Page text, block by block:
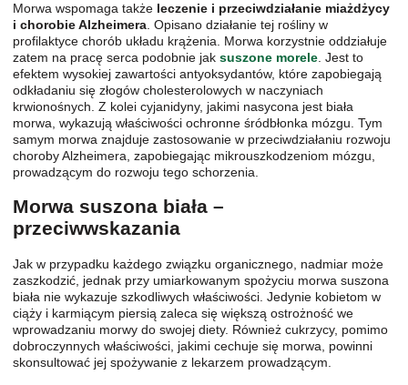
Morwa wspomaga także leczenie i przeciwdziałanie miażdżycy
i chorobie Alzheimera . Opisano działanie tej rośliny w
profilaktyce chorób układu krążenia. Morwa korzystnie oddziałuje
zatem na pracę serca podobnie jak suszone morele . Jest to
efektem wysokiej zawartości antyoksydantów, które zapobiegają
odkładaniu się złogów cholesterolowych w naczyniach
krwionośnych. Z kolei cyjanidyny, jakimi nasycona jest biała
morwa, wykazują właściwości ochronne śródbłonka mózgu. Tym
samym morwa znajduje zastosowanie w przeciwdziałaniu rozwoju
choroby Alzheimera, zapobiegając mikrouszkodzeniom mózgu,
prowadzącym do rozwoju tego schorzenia.
Morwa suszona biała –
przeciwwskazania
Jak w przypadku każdego związku organicznego, nadmiar może
zaszkodzić, jednak przy umiarkowanym spożyciu morwa suszona
biała nie wykazuje szkodliwych właściwości. Jedynie kobietom w
ciąży i karmiącym piersią zaleca się większą ostrożność we
wprowadzaniu morwy do swojej diety. Również cukrzycy, pomimo
dobroczynnych właściwości, jakimi cechuje się morwa, powinni
skonsultować jej spożywanie z lekarzem prowadzącym.